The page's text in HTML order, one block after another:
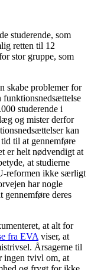
studerende, som
retten til 12
stor gruppe, som
skabe problemer for
funktionsnedsættelse
studerende i
og mister derfor
kan
til at gennemføre
er helt nødvendigt at
at studierne
reformen ikke særligt
har nogle
deres
at alt for
fra EVA viser, at
Årsagerne til
ingen tvivl om, at